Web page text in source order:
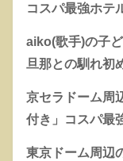
コスパ最強ホテ
aiko(歌手)の子
旦那との馴れ初
京セラドーム周
付き」コスパ最
東京ドーム周辺